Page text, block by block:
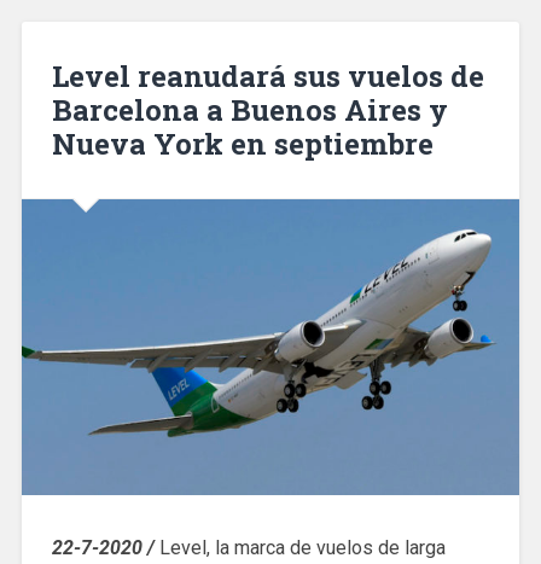
Level reanudará sus vuelos de
Barcelona a Buenos Aires y
Nueva York en septiembre
22-7-2020 /Level, la marca de vuelos de larga